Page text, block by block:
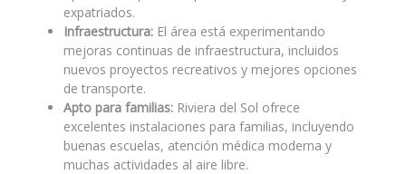
expatriados.
Infraestructura: El área está experimentando
mejoras continuas de infraestructura, incluidos
nuevos proyectos recreativos y mejores opciones
de transporte.
Apto para familias: Riviera del Sol ofrece
excelentes instalaciones para familias, incluyendo
buenas escuelas, atención médica moderna y
muchas actividades al aire libre.